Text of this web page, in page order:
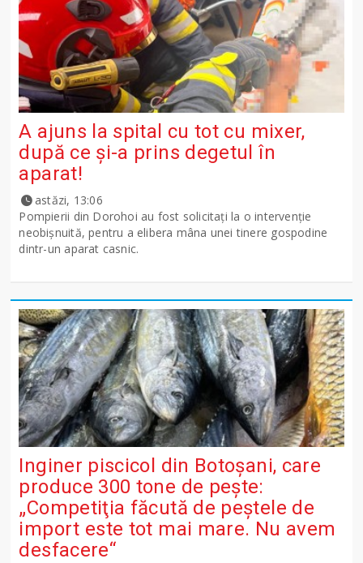
A ajuns la spital cu tot cu mixer,
după ce și-a prins degetul în
aparat!
astăzi, 13:06
Pompierii din Dorohoi au fost solicitați la o intervenție
neobișnuită, pentru a elibera mâna unei tinere gospodine
dintr-un aparat casnic.
Inginer piscicol din Botoşani, care
produce 300 tone de peşte:
„Competiţia făcută de peştele de
import este tot mai mare. Nu avem
desfacere“